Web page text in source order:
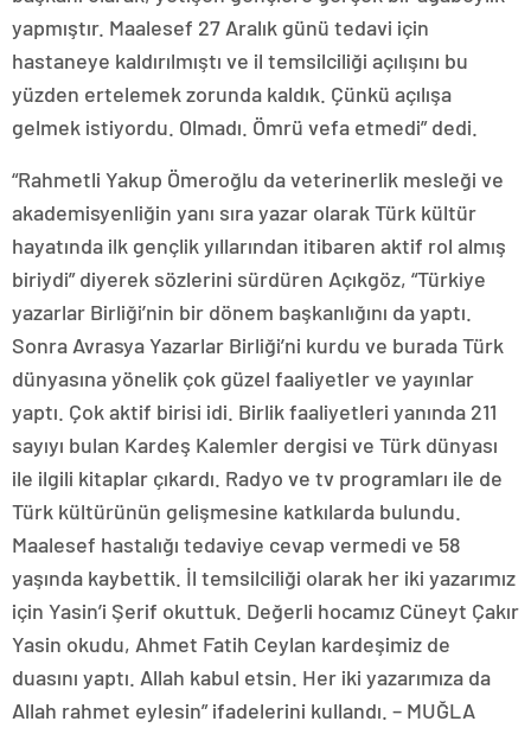
yapmıştır. Maalesef 27 Aralık günü tedavi için
hastaneye kaldırılmıştı ve il temsilciliği açılışını bu
yüzden ertelemek zorunda kaldık. Çünkü açılışa
gelmek istiyordu. Olmadı. Ömrü vefa etmedi” dedi.
“Rahmetli Yakup Ömeroğlu da veterinerlik mesleği ve
akademisyenliğin yanı sıra yazar olarak Türk kültür
hayatında ilk gençlik yıllarından itibaren aktif rol almış
biriydi” diyerek sözlerini sürdüren Açıkgöz, “Türkiye
yazarlar Birliği’nin bir dönem başkanlığını da yaptı.
Sonra Avrasya Yazarlar Birliği’ni kurdu ve burada Türk
dünyasına yönelik çok güzel faaliyetler ve yayınlar
yaptı. Çok aktif birisi idi. Birlik faaliyetleri yanında 211
sayıyı bulan Kardeş Kalemler dergisi ve Türk dünyası
ile ilgili kitaplar çıkardı. Radyo ve tv programları ile de
Türk kültürünün gelişmesine katkılarda bulundu.
Maalesef hastalığı tedaviye cevap vermedi ve 58
yaşında kaybettik. İl temsilciliği olarak her iki yazarımız
için Yasin’i Şerif okuttuk. Değerli hocamız Cüneyt Çakır
Yasin okudu, Ahmet Fatih Ceylan kardeşimiz de
duasını yaptı. Allah kabul etsin. Her iki yazarımıza da
Allah rahmet eylesin” ifadelerini kullandı. – MUĞLA